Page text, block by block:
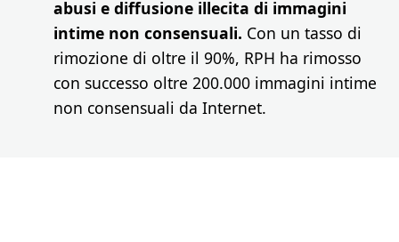
abusi e diffusione illecita di immagini
intime non consensuali. Con un tasso di
rimozione di oltre il 90%, RPH ha rimosso
con successo oltre 200.000 immagini intime
non consensuali da Internet.